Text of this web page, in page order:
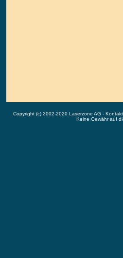
Copyright (c) 2002-2020 Laserzone AG -
Keine Gewähr auf